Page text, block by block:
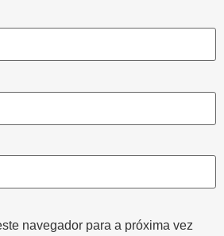
navegador para a próxima vez